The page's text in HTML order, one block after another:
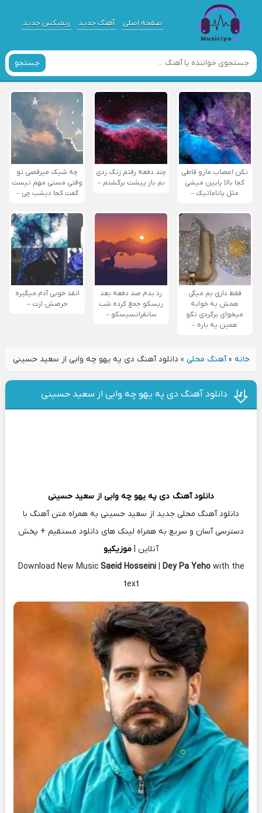
صفحه اصلی آهنگ جدید ریمیکس جدید
جستجو
نکن اعصاب مارو قاطی
کجا بالا پایین میشی
مثل پاناماتیک –
چند دفعه رفتم زنگ زدی
بم باز پیشت برگشتم –
چه شیک میرقصی تو
وقتی مستی مهم نیست
گفت کجا دیشب چی –
فقط داری بم میگی
همش یه خوابه
میخوای برگردی نگو
همین یه باره –
رد بدم صد دفعه بعد
ریسکو جمع کرده شب
سانفرانسیسکو –
انقد خوبی آدم میگیره
حرصش ازت –
خانه»آهنگ محلی» دانلود آهنگ دی په یهو چه وابی از سعید حسینی
دانلود آهنگ دی په یهو چه وابی از سعید حسینی
دانلود آهنگ دی په یهو چه وابی از سعید حسینی
دانلود آهنگ محلی جدید از سعید حسینی به همراه متن آهنگ با
دسترسی آسان و سریع به همراه لینک های دانلود مستقیم + پخش
آنلاین | موزیکیو
Download New Music Saeid Hosseini| Dey Pa Yeho with the
text